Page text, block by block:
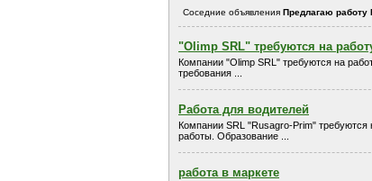
Соседние объявления Предлагаю работу
"Olimp SRL" требуются на
Компании "Olimp SRL" требуются на
требования ...
Работа для водителей
Компании SRL "Rusagro-Prim" требуются
работы. Образование ...
работа в маркете